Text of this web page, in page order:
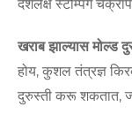
दशलक्ष स्टॅम्पिंग
खराब झाल्यास मोल्ड
होय, कुशल तंत्रज्ञ
दुरुस्ती करू शकतात,